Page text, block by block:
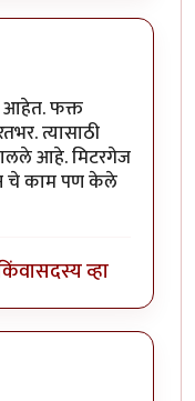
आहेत. फक्त
त्यासाठी
आहे. मिटरगेज
चे काम पण केले
सदस्य व्हा